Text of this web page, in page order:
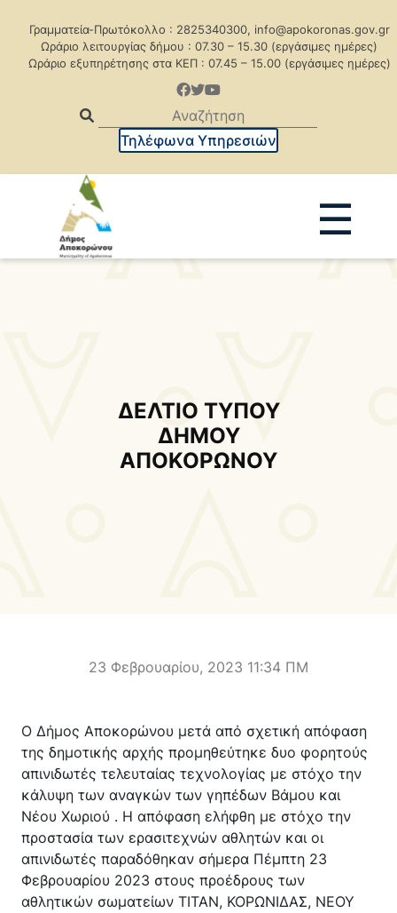
Γραμματεία-Πρωτόκολλο : 2825340300, info@apokoronas.gov.gr
Ωράριο λειτουργίας δήμου : 07.30 – 15.30 (εργάσιμες ημέρες)
Ωράριο εξυπηρέτησης στα ΚΕΠ : 07.45 – 15.00 (εργάσιμες ημέρες)
Τηλέφωνα Υπηρεσιών
Δήμαρχος
Αντιδήμαρχοι και
Εντεταλμένοι Δημοτικοί
Αποκορώνα Χανίων
Δήμοσιο Ι.Ε.Κ
Αποκορώνου
ΔΗΜΟΤΙΚΗ ΠΙΝΑΚΟΘΗΚΗ
ΦΡΕ
Κέντρο Κοινότητας
Βοήθεια στο Σπίτι
Λαογραφικό Μουσείο
Γαβολοχωρίου
☰
ΔΕΛΤΙΟ ΤΥΠΟΥ
ΔΗΜΟΥ
ΑΠΟΚΟΡΩΝΟΥ
23 Φεβρουαρίου, 2023 11:34 ΠΜ
Ο Δήμος Αποκορώνου μετά από σχετική απόφαση
της δημοτικής αρχής προμηθεύτηκε δυο φορητούς
απινιδωτές τελευταίας τεχνολογίας με στόχο την
κάλυψη των αναγκών των γηπέδων Βάμου και
Νέου Χωριού . Η απόφαση ελήφθη με στόχο την
προστασία των ερασιτεχνών αθλητών και οι
απινιδωτές παραδόθηκαν σήμερα Πέμπτη 23
Φεβρουαρίου 2023 στους προέδρους των
αθλητικών σωματείων ΤΙΤΑΝ, ΚΟΡΩΝΙΔΑΣ, ΝΕΟΥ